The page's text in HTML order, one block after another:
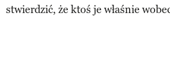
stwierdzić, że ktoś je właśnie